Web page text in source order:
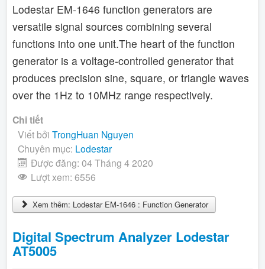
Lodestar EM-1646 function generators are
versatile signal sources combining several
functions into one unit.The heart of the function
generator is a voltage-controlled generator that
produces precision sine, square, or triangle waves
over the 1Hz to 10MHz range respectively.
Chi tiết
Viết bởi TrongHuan Nguyen
Chuyên mục: Lodestar
Được đăng: 04 Tháng 4 2020
Lượt xem: 6556
Xem thêm: Lodestar EM-1646 : Function Generator
Digital Spectrum Analyzer Lodestar
AT5005